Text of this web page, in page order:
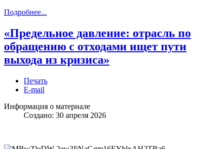
Подробнее...
«Предельное давление: отрасль по
обращению с отходами ищет пути
выхода из кризиса»
Печать
E-mail
Информация о материале
Создано: 30 апреля 2026